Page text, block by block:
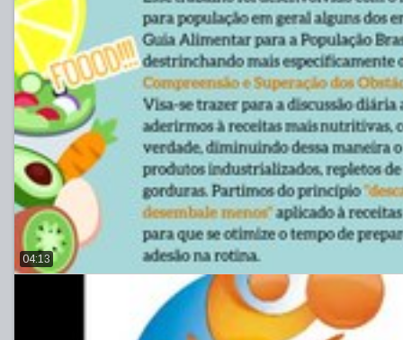
04:13